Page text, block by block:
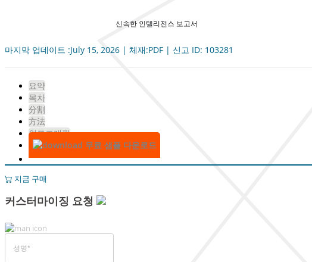
신속한 인텔리전스 보고서
마지막 업데이트 :July 15, 2026 | 체재:PDF | 신고 ID: 103281
요약
목차
分割
方法
인포그래픽
무료 샘플 다운로드
지금 구매
커스터마이징 요청